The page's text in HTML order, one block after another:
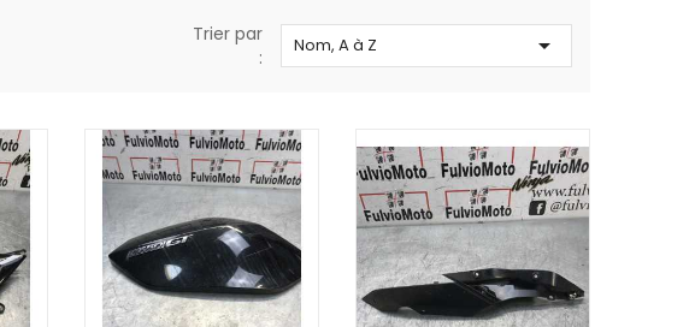
Trier par
:
Nom, A à Z 